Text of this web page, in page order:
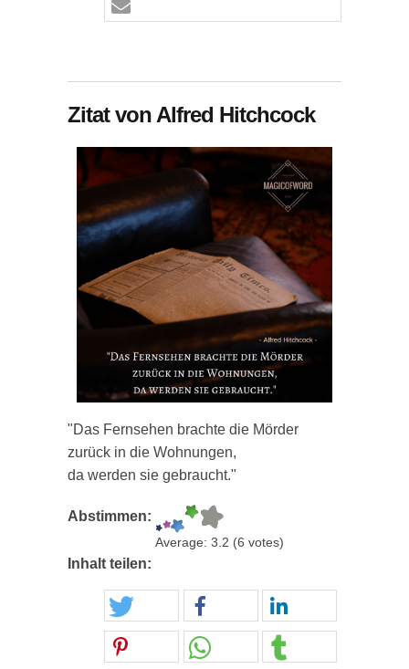
Zitat von Alfred Hitchcock
"Das Fernsehen brachte die Mörder
zurück in die Wohnungen,
da werden sie gebraucht."
Abstimmen:
Average: 3.2 (6 votes)
Inhalt teilen: